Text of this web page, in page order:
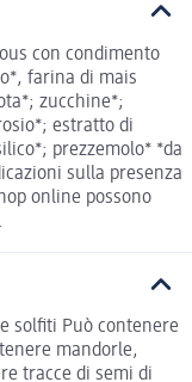
con condimento
farina di mais
zucchine*;
estratto di
prezzemolo* *da
sulla presenza
online possono
solfiti Può contenere
mandorle,
tracce di semi di